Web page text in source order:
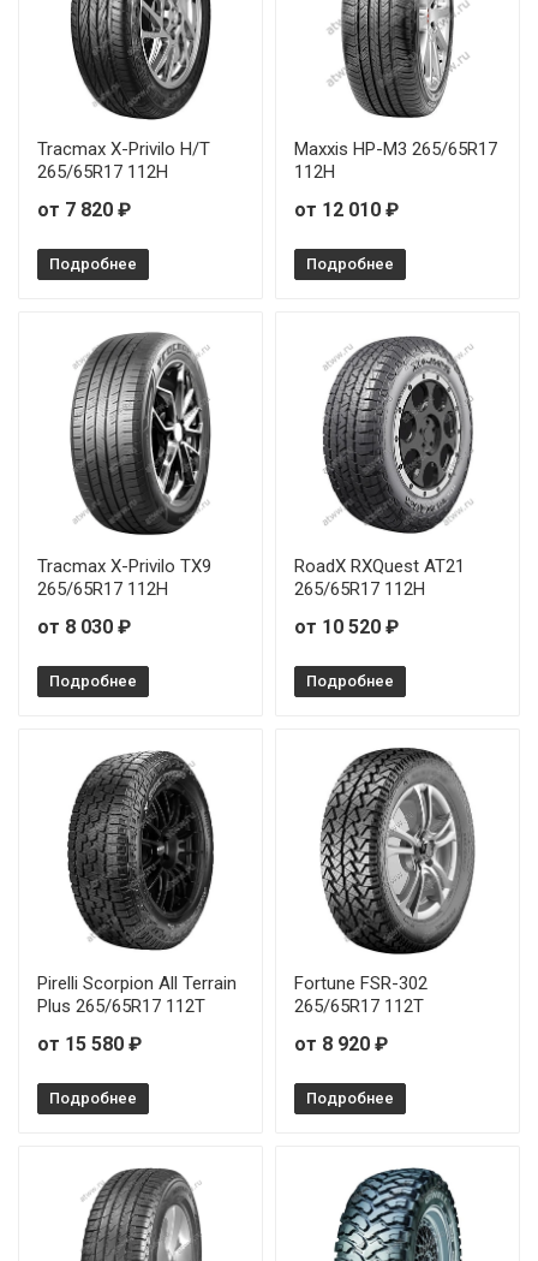
Tracmax X-Privilo H/T
265/65R17 112H
от 7 820 ₽
Подробнее
Maxxis HP-M3 265/65R17
112H
от 12 010 ₽
Подробнее
Tracmax X-Privilo TX9
265/65R17 112H
от 8 030 ₽
Подробнее
RoadX RXQuest AT21
265/65R17 112H
от 10 520 ₽
Подробнее
Pirelli Scorpion All Terrain
Plus 265/65R17 112T
от 15 580 ₽
Подробнее
Fortune FSR-302
265/65R17 112T
от 8 920 ₽
Подробнее